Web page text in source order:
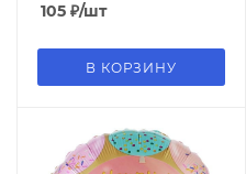
105 ₽/шт
В КОРЗИНУ